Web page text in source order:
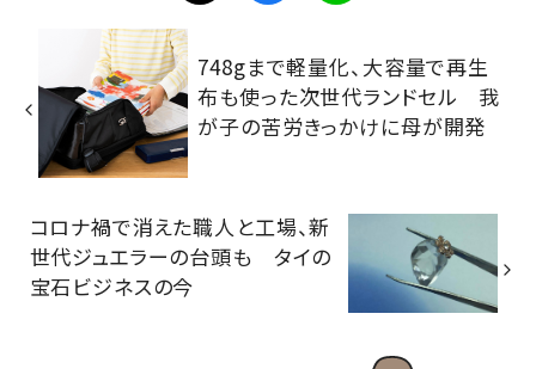
748gまで軽量化、大容量で再生
布も使った次世代ランドセル 我
が子の苦労きっかけに母が開発
コロナ禍で消えた職人と工場、新
世代ジュエラーの台頭も タイの
宝石ビジネスの今